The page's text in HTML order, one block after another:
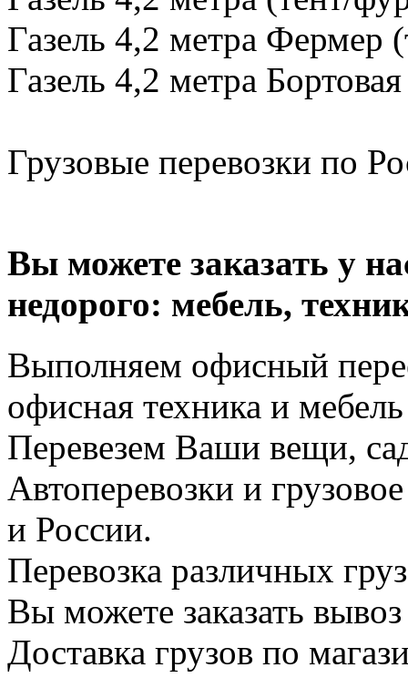
Газель 4,2 метра Фермер
Газель 4,2 метра
Грузовые перевозки по
Вы можете заказать у
недорого: мебель,
Выполняем офисный
офисная техника и
Перевезем Ваши вещи,
Автоперевозки и
и России.
Перевозка различных
Вы можете заказать
Доставка грузов по